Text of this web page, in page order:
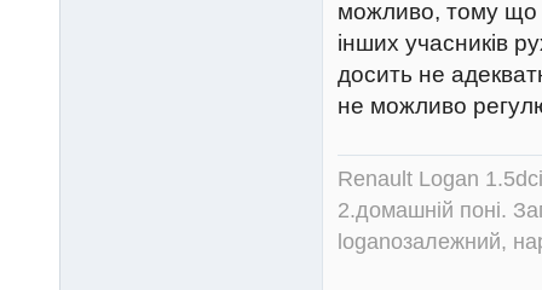
можливо, тому що
інших учасників
досить не
не можливо
Renault Logan
2.домашній поні.
loganозалежний,